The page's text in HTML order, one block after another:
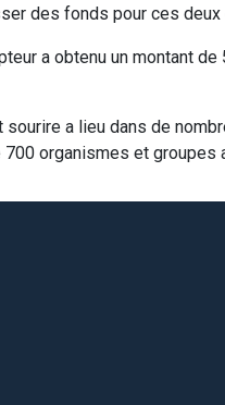
des fonds pour ces deux
a obtenu un montant
a lieu dans de
organismes et groupes